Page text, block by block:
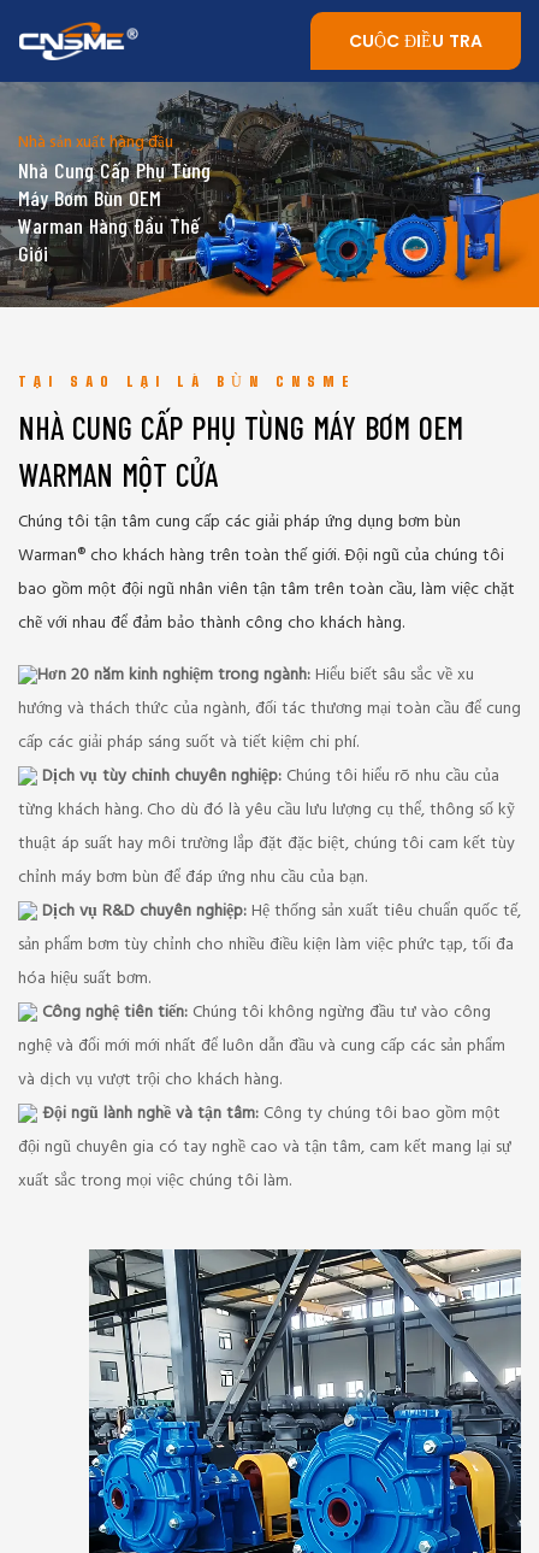
CUỘC ĐIỀU TRA
Nhà sản xuất hàng đầu
Nhà Cung Cấp Phụ Tùng
Máy Bơm Bùn OEM
Warman Hàng Đầu Thế
Giới
TẠI SAO LẠI LÀ BÙN CNSME
NHÀ CUNG CẤP PHỤ TÙNG MÁY BƠM OEM
WARMAN MỘT CỬA
Chúng tôi tận tâm cung cấp các giải pháp ứng dụng bơm bùn
Warman® cho khách hàng trên toàn thế giới. Đội ngũ của chúng tôi
bao gồm một đội ngũ nhân viên tận tâm trên toàn cầu, làm việc chặt
chẽ với nhau để đảm bảo thành công cho khách hàng.
Hơn 20 năm kinh nghiệm trong ngành:Hiểu biết sâu sắc về xu
hướng và thách thức của ngành, đối tác thương mại toàn cầu để cung
cấp các giải pháp sáng suốt và tiết kiệm chi phí.
Dịch vụ tùy chỉnh chuyên nghiệp: Chúng tôi hiểu rõ nhu cầu của
từng khách hàng. Cho dù đó là yêu cầu lưu lượng cụ thể, thông số kỹ
thuật áp suất hay môi trường lắp đặt đặc biệt, chúng tôi cam kết tùy
chỉnh máy bơm bùn để đáp ứng nhu cầu của bạn.
Dịch vụ R&D chuyên nghiệp:Hệ thống sản xuất tiêu chuẩn quốc tế,
sản phẩm bơm tùy chỉnh cho nhiều điều kiện làm việc phức tạp, tối đa
hóa hiệu suất bơm.
Công nghệ tiên tiến: Chúng tôi không ngừng đầu tư vào công
nghệ và đổi mới mới nhất để luôn dẫn đầu và cung cấp các sản phẩm
và dịch vụ vượt trội cho khách hàng.
Đội ngũ lành nghề và tận tâm: Công ty chúng tôi bao gồm một
đội ngũ chuyên gia có tay nghề cao và tận tâm, cam kết mang lại sự
xuất sắc trong mọi việc chúng tôi làm.